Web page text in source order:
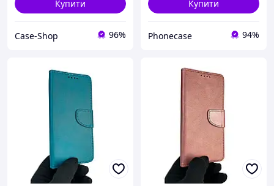
Купити
Case-Shop 96%
Купити
Phonecase 94%